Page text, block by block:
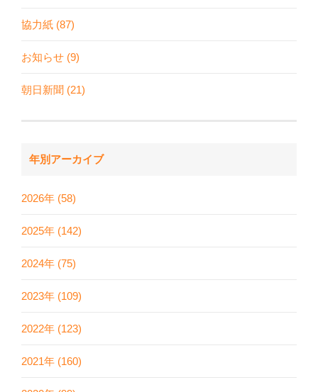
協力紙 (87)
お知らせ (9)
朝日新聞 (21)
年別アーカイブ
2026年 (58)
2025年 (142)
2024年 (75)
2023年 (109)
2022年 (123)
2021年 (160)